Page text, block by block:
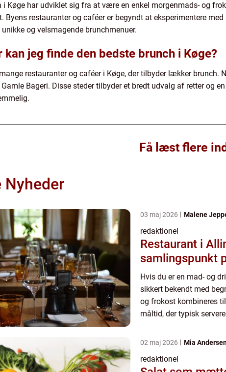
i Køge har udviklet sig fra at være en enkel morgenmads- og
Byens restauranter og caféer er begyndt at eksperimentere
og velsmagende brunchmenuer.
kan jeg finde den bedste brunch i Køge?
restauranter og caféer i Køge, der tilbyder lækker
Bageri. Disse steder tilbyder et bredt udvalg af retter og
Få læst flere
Nyheder
03 maj 2026 Malene
redaktionel
Restaurant i
samlingspunkt
Hvis du er en mad- og
sikkert bekendt med
og frokost kombineres
måltid, der typisk
bobler. Men h...
02 maj 2026 Mia
redaktionel